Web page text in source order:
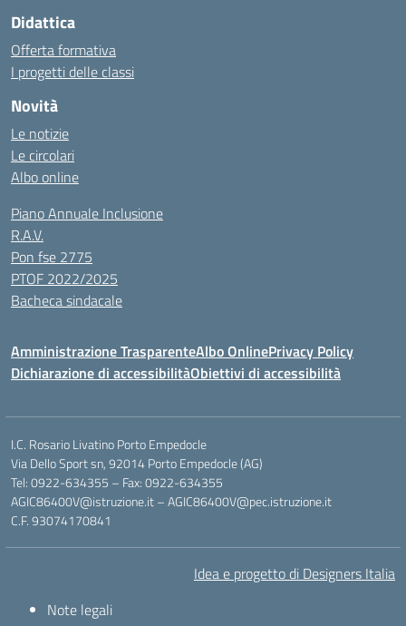
Didattica
Offerta formativa
I progetti delle classi
Novità
Le notizie
Le circolari
Albo online
Piano Annuale Inclusione
R.A.V.
Pon fse 2775
PTOF 2022/2025
Bacheca sindacale
Amministrazione TrasparenteAlbo OnlinePrivacy Policy
Dichiarazione di accessibilitàObiettivi di accessibilità
I.C. Rosario Livatino Porto Empedocle
Via Dello Sport sn, 92014 Porto Empedocle (AG)
Tel: 0922-634355 – Fax: 0922-634355
AGIC86400V@istruzione.it–AGIC86400V@pec.istruzione.it
C.F. 93074170841
Idea e progetto di Designers Italia
Note legali